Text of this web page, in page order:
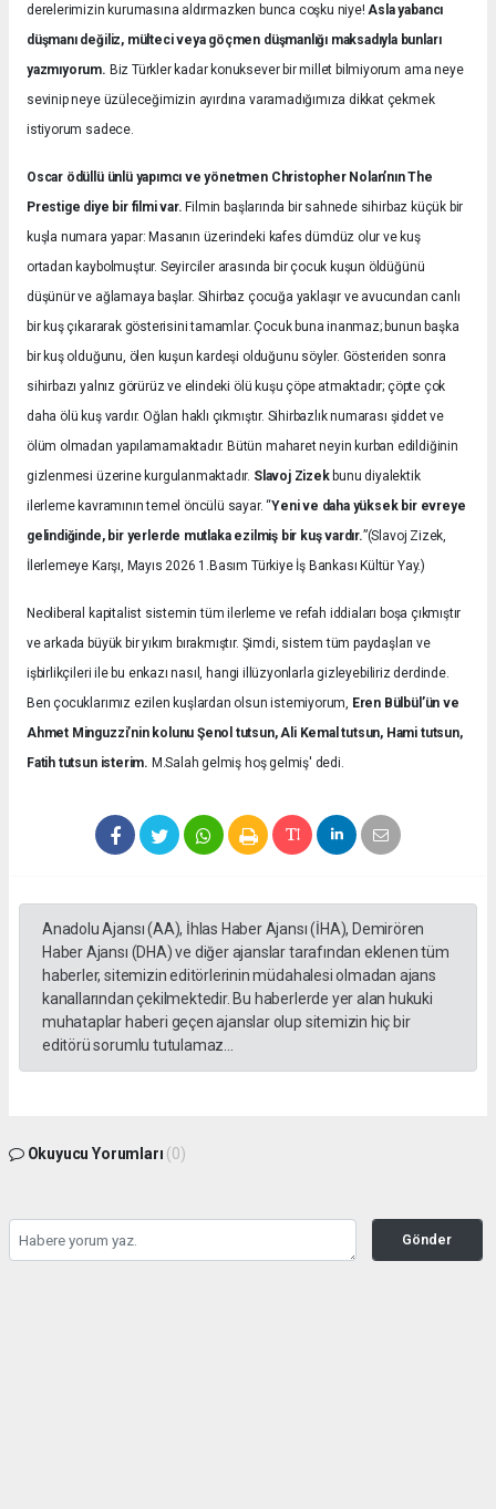
derelerimizin kurumasına aldırmazken bunca coşku niye!Asla yabancı
düşmanı değiliz, mülteci veya göçmen düşmanlığı maksadıyla bunları
yazmıyorum. Biz Türkler kadar konuksever bir millet bilmiyorum ama neye
sevinip neye üzüleceğimizin ayırdına varamadığımıza dikkat çekmek
istiyorum sadece.
Oscar ödüllü ünlü yapımcı ve yönetmen Christopher Nolan’nın The
Prestige diye bir filmi var. Filmin başlarında bir sahnede sihirbaz küçük bir
kuşla numara yapar: Masanın üzerindeki kafes dümdüz olur ve kuş
ortadan kaybolmuştur. Seyirciler arasında bir çocuk kuşun öldüğünü
düşünür ve ağlamaya başlar. Sihirbaz çocuğa yaklaşır ve avucundan canlı
bir kuş çıkararak gösterisini tamamlar. Çocuk buna inanmaz; bunun başka
bir kuş olduğunu, ölen kuşun kardeşi olduğunu söyler. Gösteriden sonra
sihirbazı yalnız görürüz ve elindeki ölü kuşu çöpe atmaktadır; çöpte çok
daha ölü kuş vardır. Oğlan haklı çıkmıştır. Sihirbazlık numarası şiddet ve
ölüm olmadan yapılamamaktadır. Bütün maharet neyin kurban edildiğinin
gizlenmesi üzerine kurgulanmaktadır. Slavoj Zizekbunu diyalektik
ilerleme kavramının temel öncülü sayar. “Yeni ve daha yüksek bir evreye
gelindiğinde, bir yerlerde mutlaka ezilmiş bir kuş vardır.”(Slavoj Zizek,
İlerlemeye Karşı, Mayıs 2026 1.Basım Türkiye İş Bankası Kültür Yay.)
Neoliberal kapitalist sistemin tüm ilerleme ve refah iddiaları boşa çıkmıştır
ve arkada büyük bir yıkım bırakmıştır. Şimdi, sistem tüm paydaşları ve
işbirlikçileri ile bu enkazı nasıl, hangi illüzyonlarla gizleyebiliriz derdinde.
Ben çocuklarımız ezilen kuşlardan olsun istemiyorum, Eren Bülbül’ün ve
Ahmet Minguzzi’nin kolunu Şenol tutsun, Ali Kemal tutsun, Hami tutsun,
Fatih tutsun isterim. M.Salah gelmiş hoş gelmiş' dedi.
Anadolu Ajansı (AA), İhlas Haber Ajansı (İHA), Demirören
Haber Ajansı (DHA) ve diğer ajanslar tarafından eklenen tüm
haberler, sitemizin editörlerinin müdahalesi olmadan ajans
kanallarından çekilmektedir. Bu haberlerde yer alan hukuki
muhataplar haberi geçen ajanslar olup sitemizin hiç bir
editörü sorumlu tutulamaz...
Okuyucu Yorumları (0)
Gönder